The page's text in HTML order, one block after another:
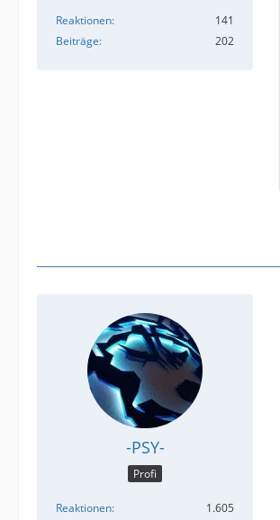
Reaktionen
141
Beiträge
202
-PSY-
Profi
Reaktionen 1.605